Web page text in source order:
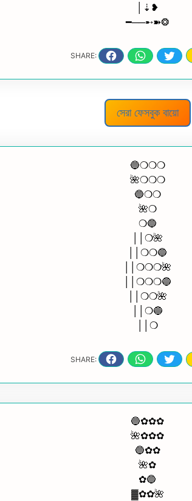
│⇣❥
━──➸➽❂
SHARE:
সেরা ফেসবুক বায়ো
🔵❍❍❍
🌺❍❍❍
🔵❍❍
🌺❍
❍🔵
││❍🌺
││❍❍🔵
││❍❍❍🌺
││❍❍❍🔵
││❍❍🌺
││❍🔵
││❍
SHARE:
🔵✿✿✿
🌺✿✿✿
🔵✿✿
🌺✿
✿🔵
▓✿✿🌺